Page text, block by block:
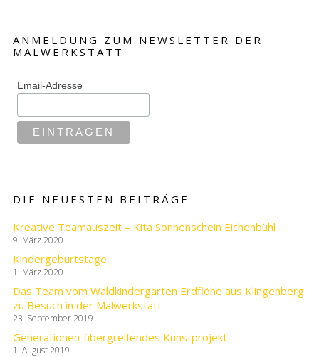
ANMELDUNG ZUM NEWSLETTER DER
MALWERKSTATT
Email-Adresse
DIE NEUESTEN BEITRÄGE
Kreative Teamauszeit – Kita Sonnenschein Eichenbühl
9. März 2020
Kindergeburtstage
1. März 2020
Das Team vom Waldkindergarten Erdflöhe aus Klingenberg
zu Besuch in der Malwerkstatt
23. September 2019
Generationen-übergreifendes Kunstprojekt
1. August 2019